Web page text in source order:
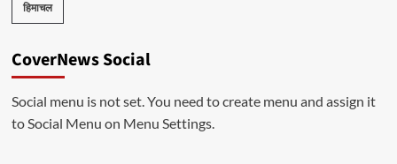
हिमाचल
CoverNews Social
Social menu is not set. You need to create menu and assign it
to Social Menu on Menu Settings.